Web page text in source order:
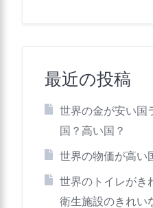
最近の投稿
世界の金が安い国
国？高い国？
世界の物価が高い
世界のトイレがき
衛生施設のきれい